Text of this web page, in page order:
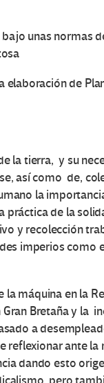
unas normas
de
tierra, y su
así como de,
la
de la
y recolección
imperios como
máquina en la
Bretaña y la
a
reflexionar ante la
dando esto